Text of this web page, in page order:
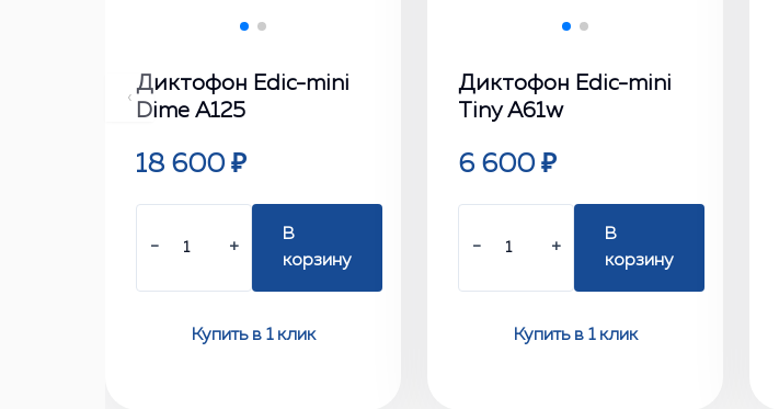
Диктофон Edic-mini
Dime А125
18 600 ₽
− +
В
корзину
Купить в 1 клик
Диктофон Edic-mini
Tiny А61w
6 600 ₽
− +
В
корзину
Купить в 1 клик
‹